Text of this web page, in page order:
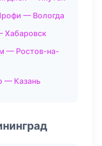
— Вологда
— Ростов-на-
— Казань